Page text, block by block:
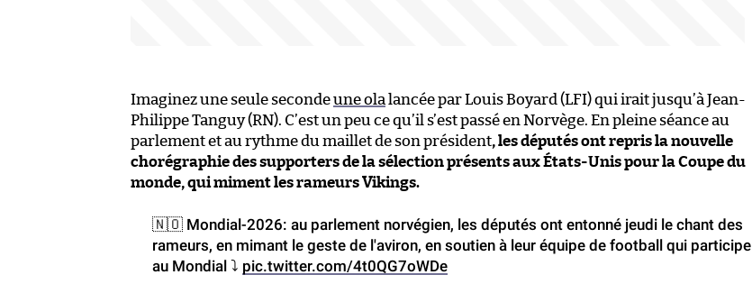
Imaginez une seule secondeune ola lancée par Louis Boyard (LFI) qui irait jusqu’à Jean-
Philippe Tanguy (RN). C’est un peu ce qu’il s’est passé en Norvège. En pleine séance au
parlement et au rythme du maillet de son président, les députés ont repris la nouvelle
chorégraphie des supporters de la sélection présents aux États-Unis pour la Coupe du
monde, qui miment les rameurs Vikings.
🇳🇴 Mondial-2026: au parlement norvégien, les députés ont entonné jeudi le chant des
rameurs, en mimant le geste de l'aviron, en soutien à leur équipe de football qui participe
au Mondial ⤵️ pic.twitter.com/4t0QG7oWDe